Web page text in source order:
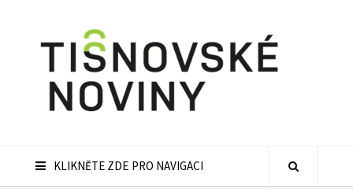
KLIKNĚTE ZDE PRO NAVIGACI